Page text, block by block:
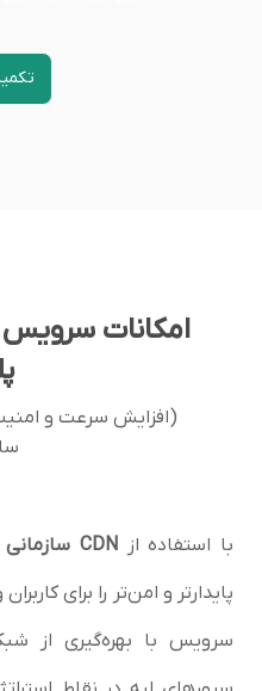
با استفاده ازCDN سازمانی گرین پلاس
پایدارتر و امن‌تر را برای
سرویس با بهره‌گیری از